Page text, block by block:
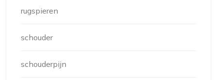
rugspieren
schouder
schouderpijn